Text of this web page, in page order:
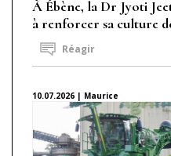
À Ébène, la Dr Jyoti
à renforcer sa culture
Réagir
10.07.2026 | Maurice